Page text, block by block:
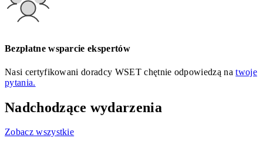
Bezpłatne wsparcie ekspertów
Nasi certyfikowani doradcy WSET chętnie odpowiedzą natwoje
pytania.
Nadchodzące wydarzenia
Zobacz wszystkie